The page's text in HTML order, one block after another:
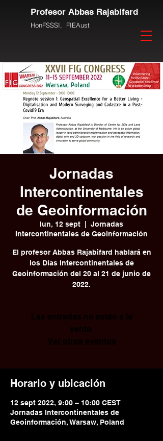
Profesor Abbas Rajabifard
HonFSSSI, FIEAust
Jornadas
Intercontinentales
de Geoinformación
lun, 12 sept
Jornadas
Intercontinentales de Geoinformación
El profesor Abbas Rajabifard hablará en
los Días Intercontinentales de
Geoinformación del 20 al 21 de junio de
2022.
Las entradas no están a la
venta.
Ver otros eventos
Horario y ubicación
12 sept 2022, 9:00 – 10:00 CEST
Jornadas Intercontinentales de
Geoinformación, Warsaw, Poland